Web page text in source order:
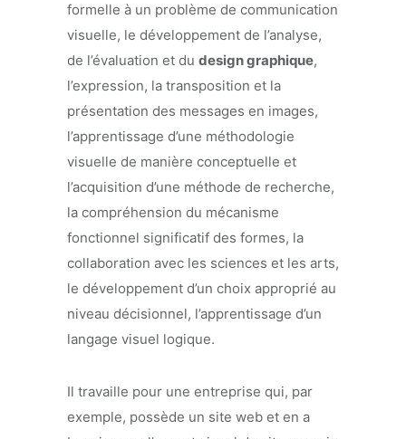
formelle à un problème de communication
visuelle, le développement de l’analyse,
de l’évaluation et du design graphique,
l’expression, la transposition et la
présentation des messages en images,
l’apprentissage d’une méthodologie
visuelle de manière conceptuelle et
l’acquisition d’une méthode de recherche,
la compréhension du mécanisme
fonctionnel significatif des formes, la
collaboration avec les sciences et les arts,
le développement d’un choix approprié au
niveau décisionnel, l’apprentissage d’un
langage visuel logique.
Il travaille pour une entreprise qui, par
exemple, possède un site web et en a